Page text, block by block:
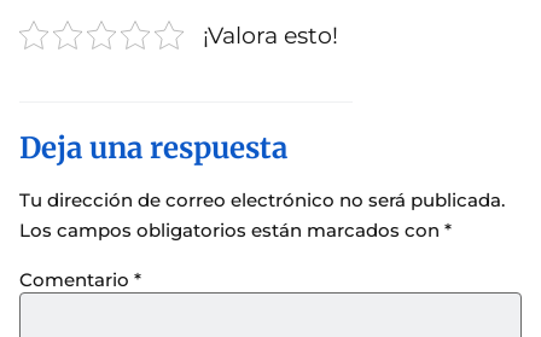
¡Valora esto!
Deja una respuesta
Tu dirección de correo electrónico no será publicada.
Los campos obligatorios están marcados con *
Comentario *